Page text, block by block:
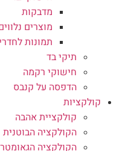
מדבקות
מוצרים נלווים
תמונות
תיקי בד
חישוקי רקמה
הדפסה על קנבס
קולקציות
קולקציית אהבה
הקולקציה הבוטנית
הקולקציה